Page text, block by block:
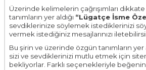
Üzerinde kelimelerin çağrışımları dikkate
tanımların yer aldığı “Lügatçe İsme
sevdiklerinize söylemek istediklerinizi
vermek istediğiniz mesajlarınızı
Bu şirin ve üzerinde özgün tanımların yer
sizi ve sevdiklerinizi mutlu etmek için
bekliyorlar. Farklı seçenekleriyle